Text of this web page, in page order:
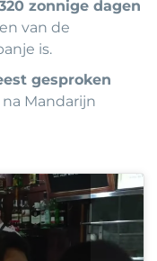
zonnige dagen
van de
is.
gesproken
na Mandarijn